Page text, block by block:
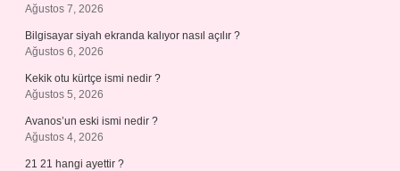
Ağustos 7, 2026
Bilgisayar siyah ekranda kalıyor nasıl açılır ?
Ağustos 6, 2026
Kekik otu kürtçe ismi nedir ?
Ağustos 5, 2026
Avanos’un eski ismi nedir ?
Ağustos 4, 2026
21 21 hangi ayettir ?